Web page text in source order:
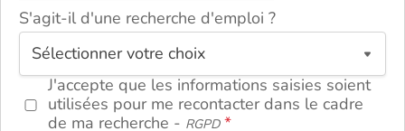
S'agit-il d'une recherche d'emploi ?
J'accepte que les informations saisies soient
utilisées pour me recontacter dans le cadre
de ma recherche - RGPD
ou